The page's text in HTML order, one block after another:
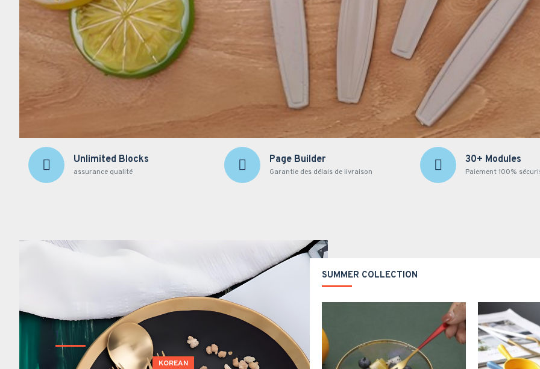
Unlimited Blocks
assurance qualité
Page Builder
Garantie des délais de livraison
30+ Modules
Paiement 100%
1
KOREAN
SUMMER COLLECTION